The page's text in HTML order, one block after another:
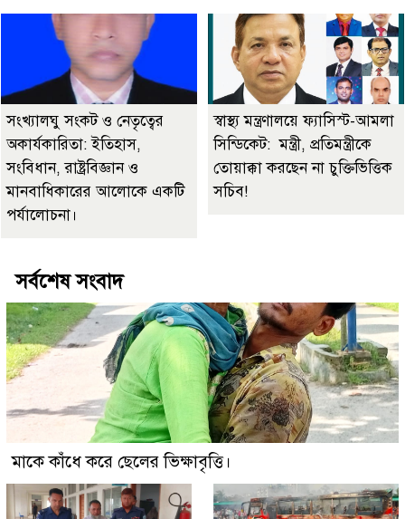
সংখ্যালঘু সংকট ও নেতৃত্বের
অকার্যকারিতা: ইতিহাস,
সংবিধান, রাষ্ট্রবিজ্ঞান ও
মানবাধিকারের আলোকে একটি
পর্যালোচনা।
স্বাস্থ্য মন্ত্রণালয়ে ফ্যাসিস্ট-আমলা
সিন্ডিকেট: মন্ত্রী, প্রতিমন্ত্রীকে
তোয়াক্কা করছেন না চুক্তিভিত্তিক
সচিব!
সর্বশেষ সংবাদ
মাকে কাঁধে করে ছেলের ভিক্ষাবৃত্তি।